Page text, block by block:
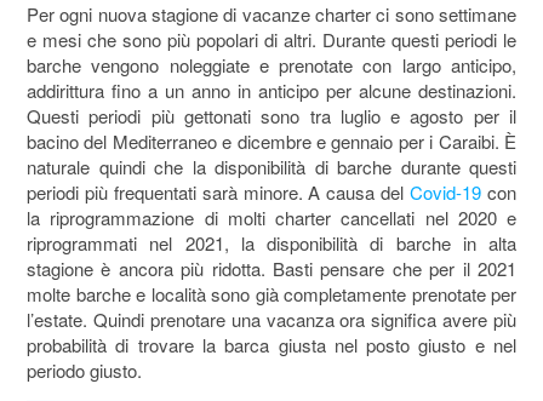
Per ogni nuova stagione di vacanze charter ci sono settimane
e mesi che sono più popolari di altri. Durante questi periodi le
barche vengono noleggiate e prenotate con largo anticipo,
addirittura fino a un anno in anticipo per alcune destinazioni.
Questi periodi più gettonati sono tra luglio e agosto per il
bacino del Mediterraneo e dicembre e gennaio per i Caraibi. È
naturale quindi che la disponibilità di barche durante questi
periodi più frequentati sarà minore. A causa delCovid-19 con
la riprogrammazione di molti charter cancellati nel 2020 e
riprogrammati nel 2021, la disponibilità di barche in alta
stagione è ancora più ridotta. Basti pensare che per il 2021
molte barche e località sono già completamente prenotate per
l’estate. Quindi prenotare una vacanza ora significa avere più
probabilità di trovare la barca giusta nel posto giusto e nel
periodo giusto.